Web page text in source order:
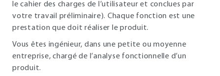
le cahier des charges de l’utilisateur et conclues par
votre travail préliminaire). Chaque fonction est une
prestation que doit réaliser le produit.
Vous êtes ingénieur, dans une petite ou moyenne
entreprise, chargé de l’analyse fonctionnelle d’un
produit.